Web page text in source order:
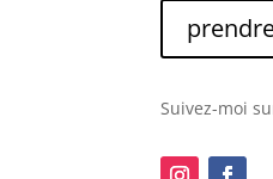
Suivez-moi